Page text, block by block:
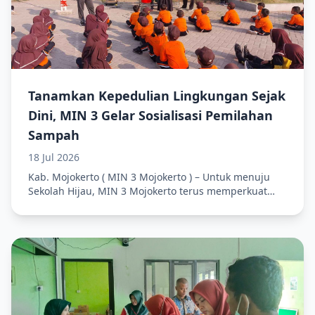
Tanamkan Kepedulian Lingkungan Sejak
Dini, MIN 3 Gelar Sosialisasi Pemilahan
Sampah
18 Jul 2026
Kab. Mojokerto ( MIN 3 Mojokerto ) – Untuk menuju
Sekolah Hijau, MIN 3 Mojokerto terus memperkuat
kelestarian lingkungan. Langkah ini diwujudkan
sampah kepada siswa MIN 3 Mojokerto setelah
melakukan kegiatan Senam Pagi bersama pada Sabtu
(18/07) pagi di halaman Gedung SBSN. Diyah Febrian
Indrastuti, selaku Ketua MIN 3 Go Green sekaligus
sebagai narasumber sosialisasi pemilahan sampah